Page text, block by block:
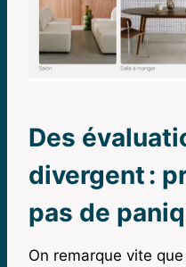
Des
divergent :
pas de
On remarque vite que